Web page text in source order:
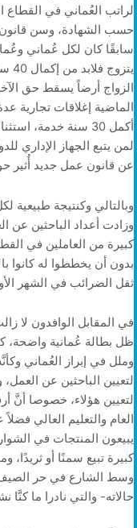
حسب الشهادة، وسن
سابقًا كان لكل عُماني
الزواج أرضاً يسقط حق
الماضية إغلاقات تجارية
أكمل 30 سنة خدمة،
لمن يتبع الجهاز الإداري
عن قانون عمل جديد أُثير
وبالتالي وكنتيجة طبيعية
وزادت أعداد الباحثين عن
كبيرة من العاملين في
بدون أن يخططوا له كانوا
ثقل الضرائب في الشهر
في المقابل الوافدون لا
ظل بطالة عُمانية واضحة،
وملل في إبراز العُماني
لتعيين الباحثين عن
لتعيين هؤلاء، خصوصا أنَّ
العام والتعليم العالي
يبيعون المنتجات في
كبيرة تبيع سمنًا أو
وسط الشارع في حر الصيف،
حالاته- والتي نادرا ما